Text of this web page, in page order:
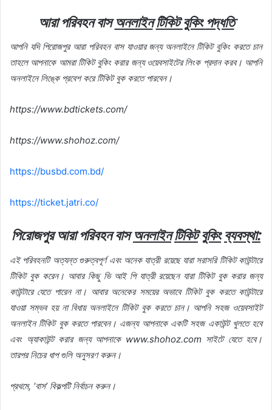
আরা পরিবহন বাসঅনলাইনটিকিটবুকিংপদ্ধতি
আপনি যদি পিরোজপুর আরা পরিবহন বাস যাওয়ার জন্য অনলাইনে টিকিট বুকিং করতে চান
তাহলে আপনাকে আমরা টিকিট বুকিং করার জন্য ওয়েবসাইটের লিংক প্রদান করব। আপনি
অনলাইনে লিঙ্কে প্রবেশ করে টিকিট বুক করতে পারবেন।
https://www.bdtickets.com/
https://www.shohoz.com/
https://busbd.com.bd/
https://ticket.jatri.co/
পিরোজপুর আরা পরিবহন বাসঅনলাইনটিকিট বুকিং ব্যবস্থা:
এই পরিবহনটি অত্যন্ত গুরুত্বপূর্ণ এবং অনেক যাত্রী রয়েছে যারা সরাসরি টিকিট কাউন্টারে
টিকিট বুক করেন। আবার কিছু ভি আই পি যাত্রী রয়েছেন যারা টিকিট বুক করার জন্য
কাউন্টারে যেতে পারেন না। আবার অনেকের সময়ের অভাবে টিকিট বুক করতে কাউন্টারে
যাওয়া সম্ভব হয় না বিধায় অনলাইনে টিকিট বুক করতে চান। আপনি সহজ ওয়েবসাইট
অনলাইন টিকিট বুক করতে পারবেন। এজন্য আপনাকে একটি সহজ একাউন্ট খুলতে হবে
এবং অ্যাকাউন্ট করার জন্য আপনাকেwww.shohoz.com সাইটে যেতে হবে।
তারপর নিচের ধাপ গুলি অনুসরণ করুন।
প্রথমে, ‘বাস’ বিকল্পটি নির্বাচন করুন।